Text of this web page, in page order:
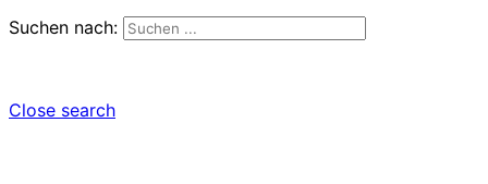
Suchen nach:
Close search